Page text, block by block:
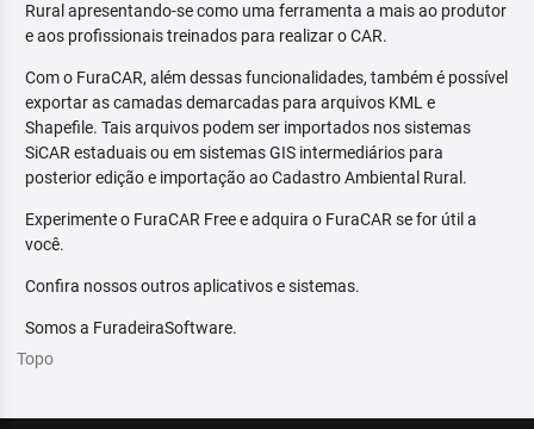
Rural apresentando-se como uma ferramenta a mais ao produtor
e aos profissionais treinados para realizar o CAR.
Com o FuraCAR, além dessas funcionalidades, também é possível
exportar as camadas demarcadas para arquivos KML e
Shapefile. Tais arquivos podem ser importados nos sistemas
SiCAR estaduais ou em sistemas GIS intermediários para
posterior edição e importação ao Cadastro Ambiental Rural.
Experimente o FuraCAR Free e adquira o FuraCAR se for útil a
você.
Confira nossos outros aplicativos e sistemas.
Somos a FuradeiraSoftware.
Topo